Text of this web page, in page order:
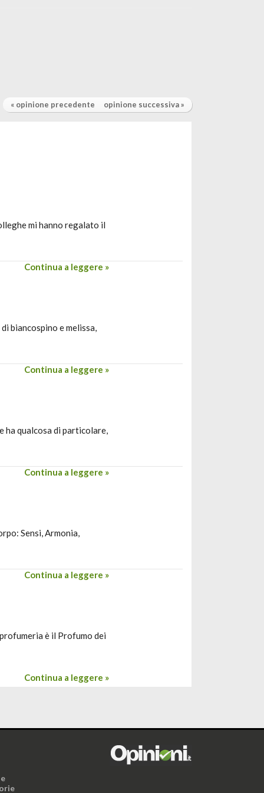
« opinione precedente opinione successiva »
mi hanno regalato il
Continua a leggere »
biancospino e melissa,
Continua a leggere »
ha qualcosa di particolare,
Continua a leggere »
Sensi, Armonia,
Continua a leggere »
è il Profumo dei
Continua a leggere »